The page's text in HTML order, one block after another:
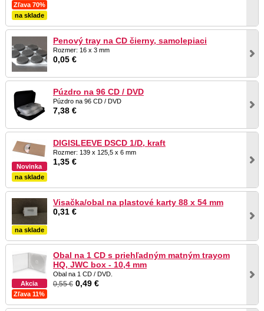
Zľava 70%
na sklade
Penový tray na CD čierny, samolepiaci
Rozmer: 16 x 3 mm
0,05 €
Púzdro na 96 CD / DVD
Púzdro na 96 CD / DVD
7,38 €
Novinka
na sklade
DIGISLEEVE DSCD 1/D, kraft
Rozmer: 139 x 125,5 x 6 mm
1,35 €
na sklade
Visačka/obal na plastové karty 88 x 54 mm
0,31 €
Akcia
Zľava 11%
Obal na 1 CD s priehľadným matným trayom
HQ, JWC box - 10,4 mm
Obal na 1 CD / DVD.
0,55 €0,49 €